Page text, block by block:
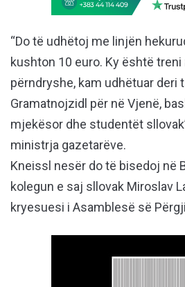
“Do të udhëtoj me linjën
kushton 10 euro. Ky është
përndryshe, kam udhëtuar deri
Gramatnojzidl për në Vjenë,
mjekësor dhe studentët
ministrja gazetarëve.
Kneissl nesër do të bisedoj në
kolegun e saj sllovak Miroslav
kryesuesi i Asamblesë së